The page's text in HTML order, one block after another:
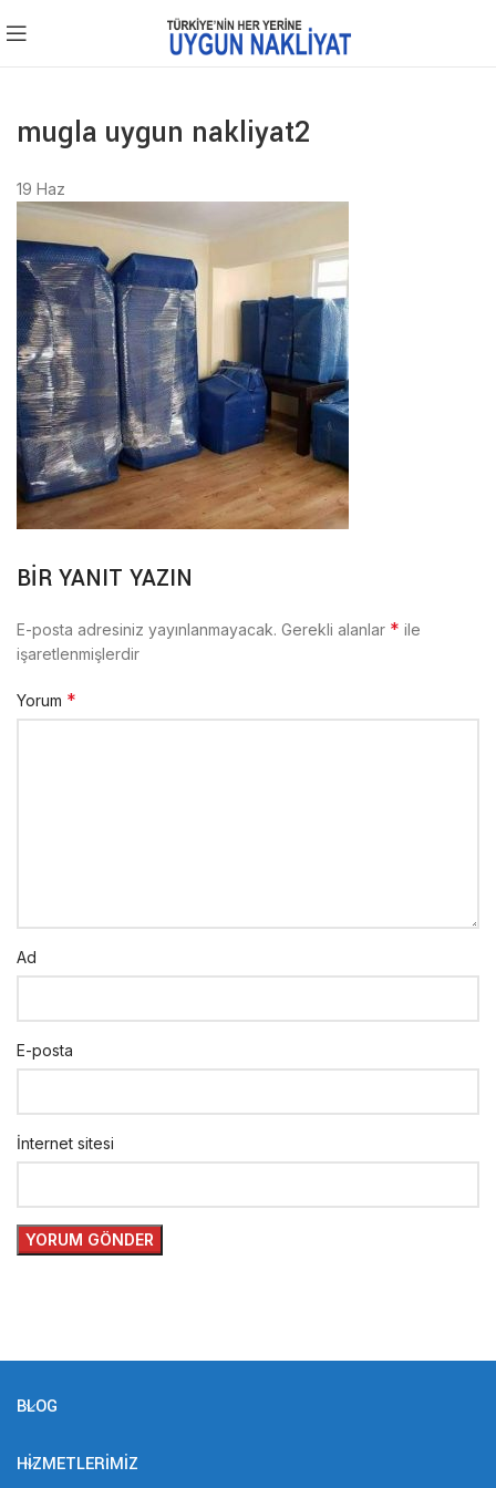
mugla uygun nakliyat2
19 Haz
BIR YANIT YAZIN
E-posta adresiniz yayınlanmayacak. Gerekli alanlar * ile
işaretlenmişlerdir
Yorum *
Ad
E-posta
İnternet sitesi
BLOG
HIZMETLERIMIZ